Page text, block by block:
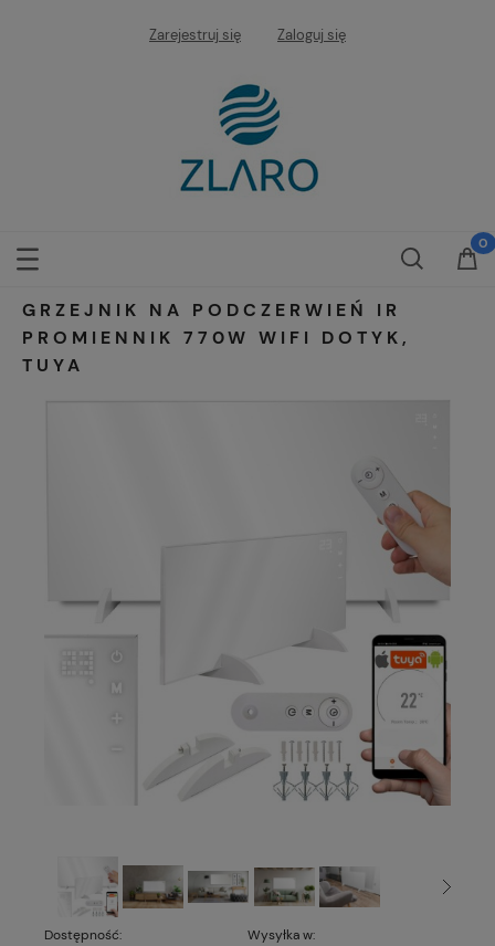
Zarejestruj się Zaloguj się
GRZEJNIK NA PODCZERWIEŃ IR
PROMIENNIK 770W WIFI DOTYK,
TUYA
Dostępność:
Wysyłka w: